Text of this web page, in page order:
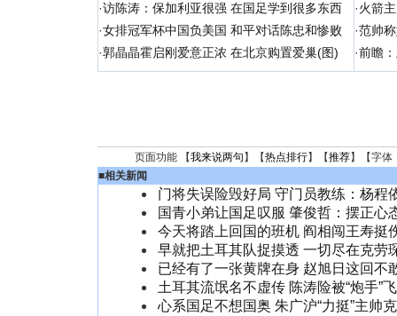
·访陈涛：保加利亚很强 在国足学到很多东西
·女排冠军杯中国负美国 和平对话陈忠和惨败
·郭晶晶霍启刚爱意正浓 在北京购置爱巢(图)
·火箭
·范帅
·前瞻
页面功能 【我来说两句 】【热点排行】【推荐】【字体
■相关新闻
门将失误险毁好局 守门员教练：杨程
国青小弟让国足叹服 肇俊哲：摆正心
今天将踏上回国的班机 阎相闯王寿挺
早就把土耳其队捉摸透 一切尽在克劳
已经有了一张黄牌在身 赵旭日这回不
土耳其流氓名不虚传 陈涛险被“炮手”
心系国足不想国奥 朱广沪“力挺”主帅